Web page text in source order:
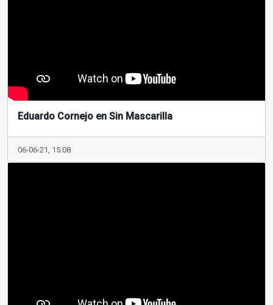
Eduardo Cornejo en Sin Mascarilla
06-06-21, 15:08